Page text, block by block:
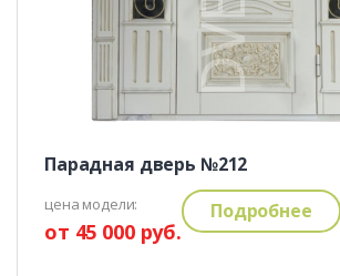
Парадная дверь №212
цена модели:
от 45 000 руб.
Подробнее